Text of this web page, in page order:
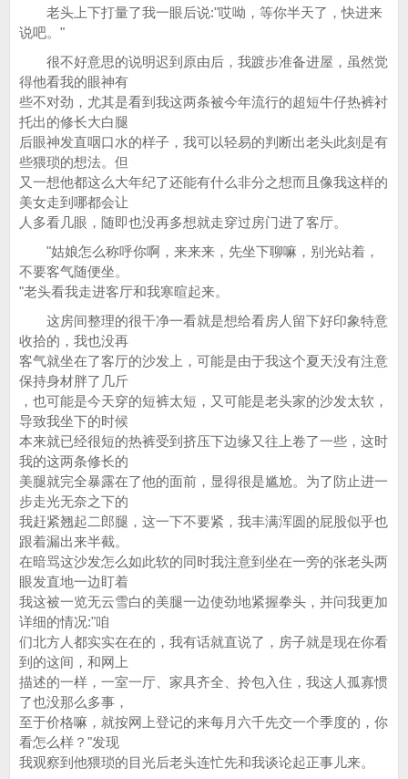
老头上下打量了我一眼后说:"哎呦，等你半天了，快进来
说吧。"
很不好意思的说明迟到原由后，我踱步准备进屋，虽然觉
得他看我的眼神有
些不对劲，尤其是看到我这两条被今年流行的超短牛仔热裤衬
托出的修长大白腿
后眼神发直咽口水的样子，我可以轻易的判断出老头此刻是有
些猥琐的想法。但
又一想他都这么大年纪了还能有什么非分之想而且像我这样的
美女走到哪都会让
人多看几眼，随即也没再多想就走穿过房门进了客厅。
"姑娘怎么称呼你啊，来来来，先坐下聊嘛，别光站着，
不要客气随便坐。
"老头看我走进客厅和我寒暄起来。
这房间整理的很干净一看就是想给看房人留下好印象特意
收拾的，我也没再
客气就坐在了客厅的沙发上，可能是由于我这个夏天没有注意
保持身材胖了几斤
，也可能是今天穿的短裤太短，又可能是老头家的沙发太软，
导致我坐下的时候
本来就已经很短的热裤受到挤压下边缘又往上卷了一些，这时
我的这两条修长的
美腿就完全暴露在了他的面前，显得很是尴尬。为了防止进一
步走光无奈之下的
我赶紧翘起二郎腿，这一下不要紧，我丰满浑圆的屁股似乎也
跟着漏出来半截。
在暗骂这沙发怎么如此软的同时我注意到坐在一旁的张老头两
眼发直地一边盯着
我这被一览无云雪白的美腿一边使劲地紧握拳头，并问我更加
详细的情况:"咱
们北方人都实实在在的，我有话就直说了，房子就是现在你看
到的这间，和网上
描述的一样，一室一厅、家具齐全、拎包入住，我这人孤寡惯
了也没那么多事，
至于价格嘛，就按网上登记的来每月六千先交一个季度的，你
看怎么样？"发现
我观察到他猥琐的目光后老头连忙先和我谈论起正事儿来。